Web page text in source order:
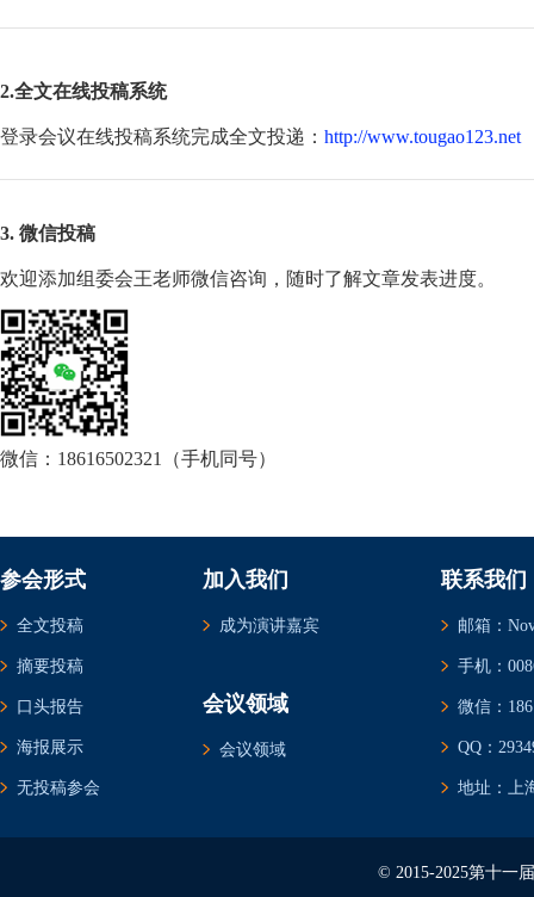
2.全文在线投稿系统
登录会议在线投稿系统完成全文投递： http://www.tougao123.net
3. 微信投稿
欢迎添加组委会王老师微信咨询，随时了解文章发表进度。
微信：18616502321（手机同号）
参会形式
全文投稿
摘要投稿
口头报告
海报展示
无投稿参会
加入我们
成为演讲嘉宾
会议领域
会议领域
联系我们
邮箱：
手机：
微信：
QQ：
地址：上
© 2015-2025第十一